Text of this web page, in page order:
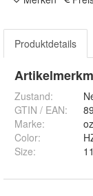
Produktdetails
Zustand:
GTIN / EAN:
Marke:
Color:
Size: